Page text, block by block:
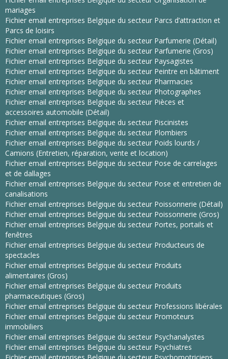
mariages
Fichier email entreprises Belgique du secteur Parcs d’attraction et
Parcs de loisirs
Fichier email entreprises Belgique du secteur Parfumerie (Détail)
Fichier email entreprises Belgique du secteur Parfumerie (Gros)
Fichier email entreprises Belgique du secteur Paysagistes
Fichier email entreprises Belgique du secteur Peintre en bâtiment
Fichier email entreprises Belgique du secteur Pharmacies
Fichier email entreprises Belgique du secteur Photographes
Fichier email entreprises Belgique du secteur Pièces et
accessoires automobile (Détail)
Fichier email entreprises Belgique du secteur Piscinistes
Fichier email entreprises Belgique du secteur Plombiers
Fichier email entreprises Belgique du secteur Poids lourds /
Camions (Entretien, réparation, vente et location)
Fichier email entreprises Belgique du secteur Pose de carrelages
et de dallages
Fichier email entreprises Belgique du secteur Pose et entretien de
canalisations
Fichier email entreprises Belgique du secteur Poissonnerie (Détail)
Fichier email entreprises Belgique du secteur Poissonnerie (Gros)
Fichier email entreprises Belgique du secteur Portes, portails et
fenêtres
Fichier email entreprises Belgique du secteur Producteurs de
spectacles
Fichier email entreprises Belgique du secteur Produits
alimentaires (Gros)
Fichier email entreprises Belgique du secteur Produits
pharmaceutiques (Gros)
Fichier email entreprises Belgique du secteur Professions libérales
Fichier email entreprises Belgique du secteur Promoteurs
immobiliers
Fichier email entreprises Belgique du secteur Psychanalystes
Fichier email entreprises Belgique du secteur Psychiatres